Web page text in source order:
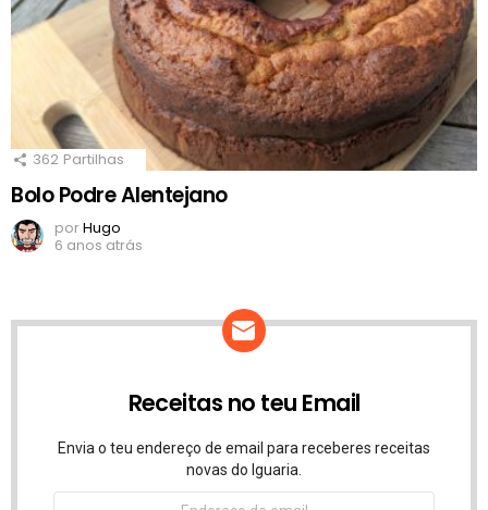
362 Partilhas
Bolo Podre Alentejano
porHugo
6 anos atrás
Receitas no teu Email
Envia o teu endereço de email para receberes receitas
novas do Iguaria.
Endereço